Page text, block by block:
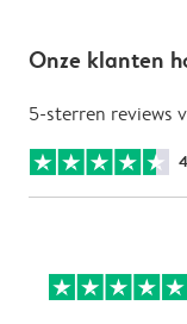
Onze klanten
5-sterren reviews